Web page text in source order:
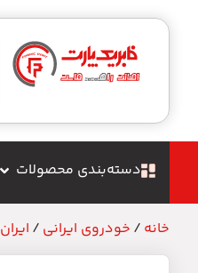
دسته‌بندی محصولات
خانه / خودروی ایرانی /